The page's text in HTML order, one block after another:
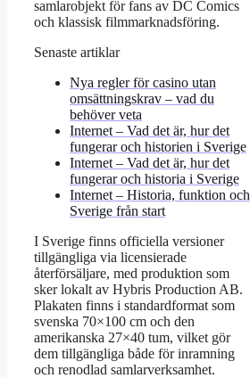
samlarobjekt för fans av DC Comics
och klassisk filmmarknadsföring.
Senaste artiklar
Nya regler för casino utan
omsättningskrav – vad du
behöver veta
Internet – Vad det är, hur det
fungerar och historien i Sverige
Internet – Vad det är, hur det
fungerar och historia i Sverige
Internet – Historia, funktion och
Sverige från start
I Sverige finns officiella versioner
tillgängliga via licensierade
återförsäljare, med produktion som
sker lokalt av Hybris Production AB.
Plakaten finns i standardformat som
svenska 70×100 cm och den
amerikanska 27×40 tum, vilket gör
dem tillgängliga både för inramning
och renodlad samlarverksamhet.